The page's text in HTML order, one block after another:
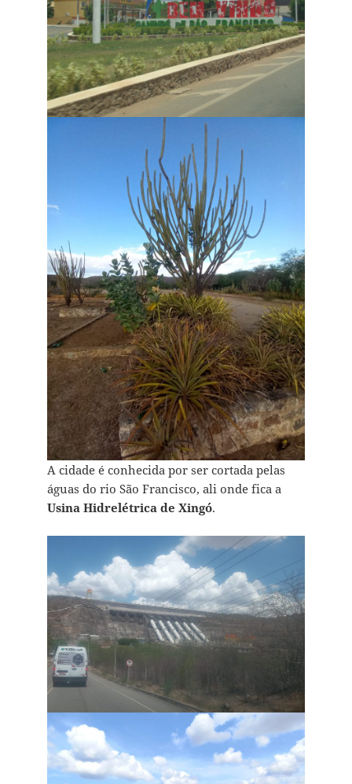
A cidade é conhecida por ser cortada pelas
águas do rio São Francisco, ali onde fica a
Usina Hidrelétrica de Xingó.